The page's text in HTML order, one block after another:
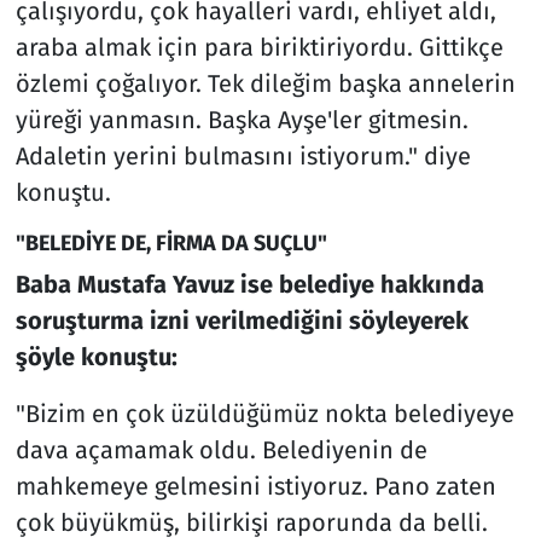
çalışıyordu, çok hayalleri vardı, ehliyet aldı,
araba almak için para biriktiriyordu. Gittikçe
özlemi çoğalıyor. Tek dileğim başka annelerin
yüreği yanmasın. Başka Ayşe'ler gitmesin.
Adaletin yerini bulmasını istiyorum." diye
konuştu.
"BELEDİYE DE, FİRMA DA SUÇLU"
Baba Mustafa Yavuz ise belediye hakkında
soruşturma izni verilmediğini söyleyerek
şöyle konuştu:
"Bizim en çok üzüldüğümüz nokta belediyeye
dava açamamak oldu. Belediyenin de
mahkemeye gelmesini istiyoruz. Pano zaten
çok büyükmüş, bilirkişi raporunda da belli.